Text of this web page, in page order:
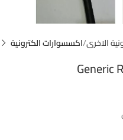
الاخرى اكسسوارات الكترونية
Generic